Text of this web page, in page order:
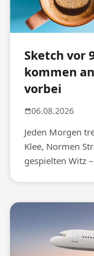
Sketch vor
kommen
vorbei
06.08.2026
Jeden Morgen
Klee, Normen
gespielten Witz